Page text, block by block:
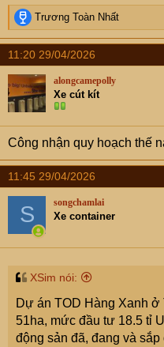
R
e
a
c
t
i
o
n
s
:
Trương Toàn Nhất
11:20 29/04/2026
alongcamepolly
Xe cút kít
Công nhận quy hoạch thế
11:45 29/04/2026
S songchamlai
Xe container
XSim nói:
Dự án TOD Hàng Xanh
51ha, mức đầu tư 18.5 tỉ
động sản đã, đang và